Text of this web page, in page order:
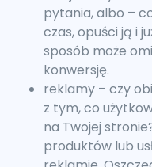
pytania, albo –
czas, opuści ją i
sposób może
konwersję.
reklamy – czy
z tym, co
na Twojej
produktów lub